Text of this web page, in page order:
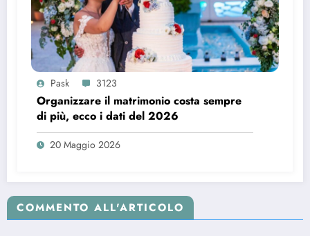
Pask 3123
Organizzare il matrimonio costa sempre
di più, ecco i dati del 2026
20 Maggio 2026
COMMENTO ALL'ARTICOLO